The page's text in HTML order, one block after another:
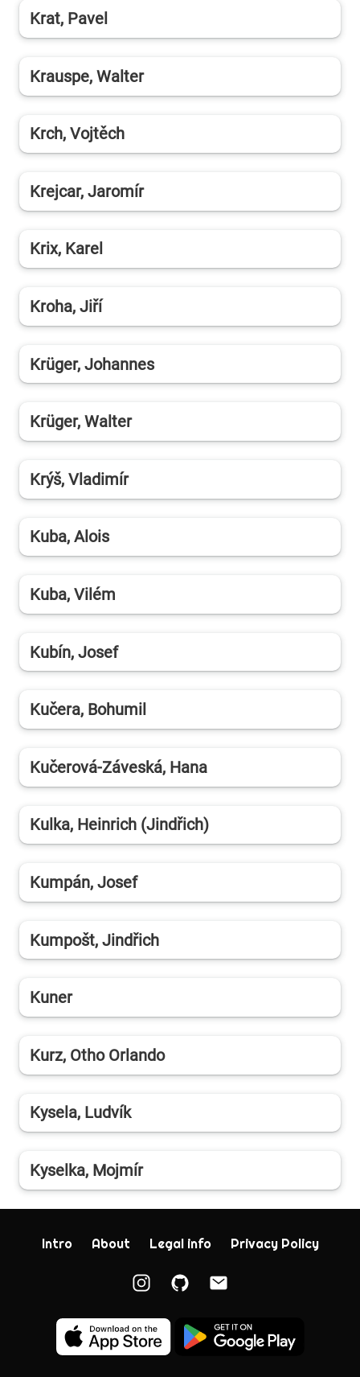
Krat, Pavel
Krauspe, Walter
Krch, Vojtěch
Krejcar, Jaromír
Krix, Karel
Kroha, Jiří
Krüger, Johannes
Krüger, Walter
Krýš, Vladimír
Kuba, Alois
Kuba, Vilém
Kubín, Josef
Kučera, Bohumil
Kučerová-Záveská, Hana
Kulka, Heinrich (Jindřich)
Kumpán, Josef
Kumpošt, Jindřich
Kuner
Kurz, Otho Orlando
Kysela, Ludvík
Kyselka, Mojmír
Intro About Legal info Privacy Policy